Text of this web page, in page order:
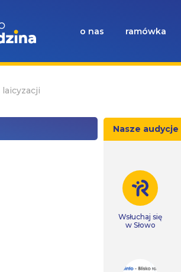
o nas ramówka
Nasze audycje
Wsłuchaj się
w Słowo